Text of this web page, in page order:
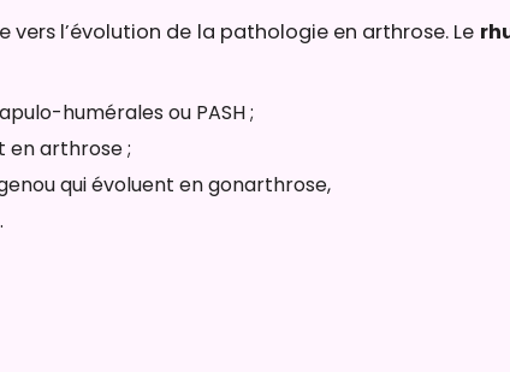
l’évolution de la pathologie en arthrose. Le
humérales ou PASH ;
en arthrose ;
qui évoluent en gonarthrose,